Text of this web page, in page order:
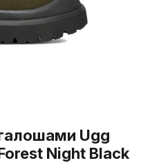
Ugg
Night Black